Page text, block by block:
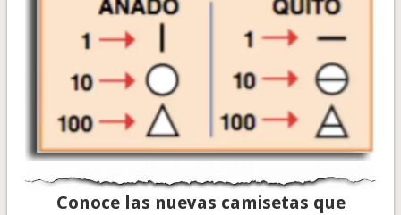
Conoce las nuevas camisetas que